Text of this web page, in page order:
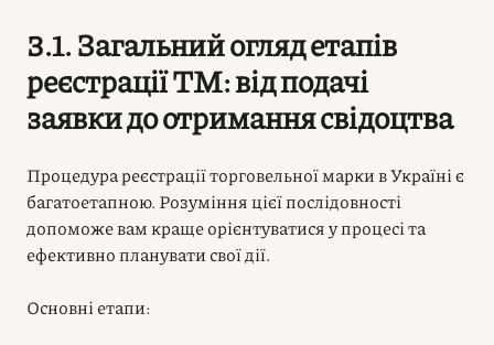
3.1. Загальний огляд етапів
реєстрації ТМ: від подачі
заявки до отримання свідоцтва
Процедура реєстрації торговельної марки в Україні є
багатоетапною. Розуміння цієї послідовності
допоможе вам краще орієнтуватися у процесі та
ефективно планувати свої дії.
Основні етапи: